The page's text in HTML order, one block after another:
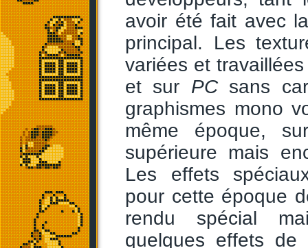
avoir été fait avec
principal. Les
variées et
et sur PCsans
graphismes mono
même époque,
supérieure mais
Les effets
pour cette époque
rendu spécial
quelques effets de